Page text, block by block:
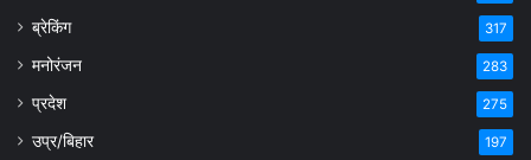
ब्रेकिंग 317
मनोरंजन 283
प्रदेश 275
उप्र/बिहार 197